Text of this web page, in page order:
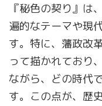
『秘色の契り』は
遍的なテーマや現
す。特に、藩政改
って描かれており
ながら、どの時代
す。この点が、歴